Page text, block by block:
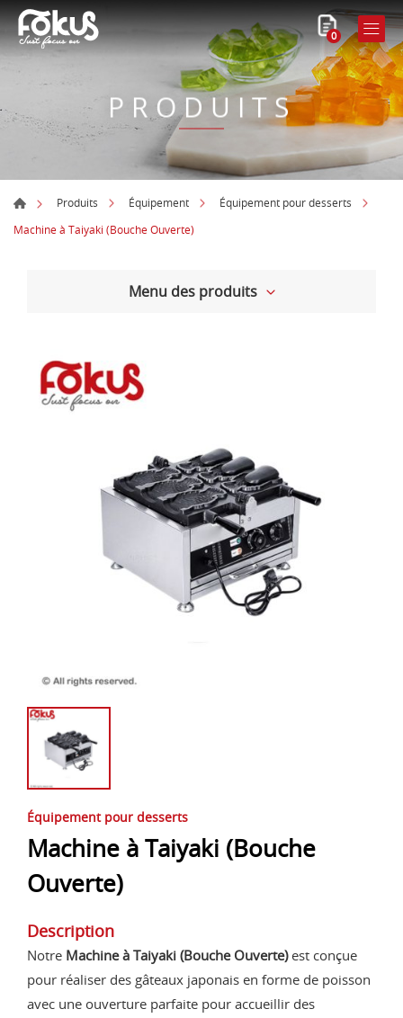
0
PRODUITS
Produits Équipement
Équipement pour desserts
Machine à Taiyaki (Bouche Ouverte)
Menu des produits
Équipement pour desserts
Machine à Taiyaki (Bouche
Ouverte)
Description
Notre Machine à Taiyaki (Bouche Ouverte)est conçue
pour réaliser des gâteaux japonais en forme de poisson
avec une ouverture parfaite pour accueillir des